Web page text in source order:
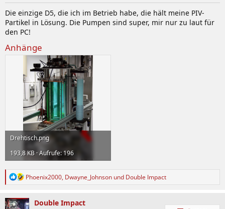
n
:
Die einzige D5, die ich im Betrieb habe, die hält meine PIV-
Partikel in Lösung. Die Pumpen sind super, mir nur zu laut für
den PC!
Anhänge
Drehtisch.png
193,8 KB · Aufrufe: 196
R
k
Phoenix2000, Dwayne_Johnson und Double Impact
Double Impact